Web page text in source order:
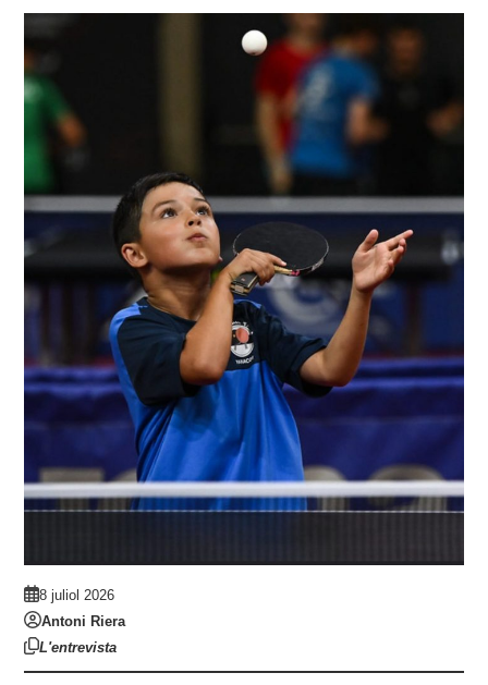
8 juliol 2026
Antoni Riera
L'entrevista